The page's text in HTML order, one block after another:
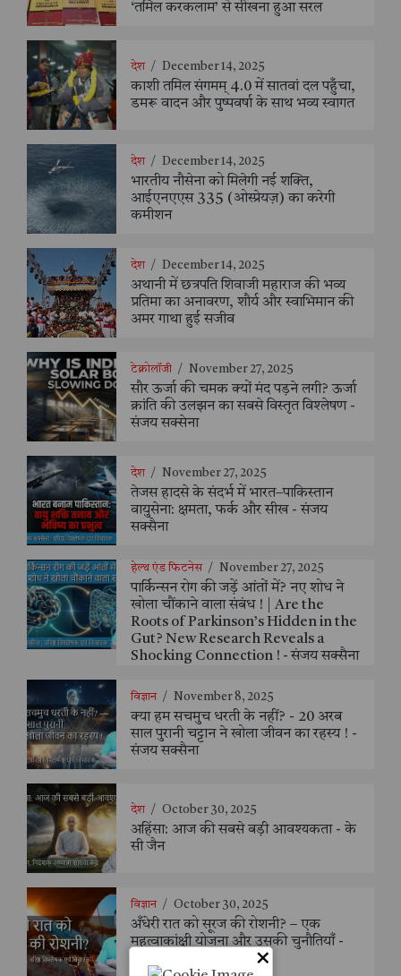
‘तमिल करकलाम’ से सीखना हुआ सरल
देश / December 14, 2025
काशी तमिल संगमम् 4.0 में सातवां दल पहुँचा,
डमरू वादन और पुष्पवर्षा के साथ भव्य स्वागत
देश / December 14, 2025
भारतीय नौसेना को मिलेगी नई शक्ति,
आईएनएएस 335 (ओस्प्रेयज़) का करेगी
कमीशन
देश / December 14, 2025
अथानी में छत्रपति शिवाजी महाराज की भव्य
प्रतिमा का अनावरण, शौर्य और स्वाभिमान की
अमर गाथा हुई सजीव
टेक्नोलॉजी / November 27, 2025
सौर ऊर्जा की चमक क्यों मंद पड़ने लगी? ऊर्जा
क्रांति की उलझन का सबसे विस्तृत विश्लेषण -
संजय सक्सेना
देश / November 27, 2025
तेजस हादसे के संदर्भ में भारत–पाकिस्तान
वायुसेना: क्षमता, फर्क और सीख - संजय
सक्सैना
हेल्थ एंड फिटनेस / November 27, 2025
पार्किन्सन रोग की जड़ें आंतों में? नए शोध ने
खोला चौंकाने वाला संबंध ! | Are the
Roots of Parkinson’s Hidden in the
Gut? New Research Reveals a
Shocking Connection ! - संजय सक्सैना
विज्ञान / November 8, 2025
क्या हम सचमुच धरती के नहीं? - 20 अरब
साल पुरानी चट्टान ने खोला जीवन का रहस्य ! -
संजय सक्सैना
देश / October 30, 2025
अहिंसा: आज की सबसे बड़ी आवश्यकता - के
सी जैन
विज्ञान / October 30, 2025
अँधेरी रात को सूरज की रोशनी? – एक
महत्वाकांक्षी योजना और उसकी चुनौतियाँ -
×